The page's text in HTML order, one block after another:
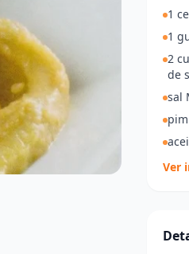
1
1
2
de
sal
Ver